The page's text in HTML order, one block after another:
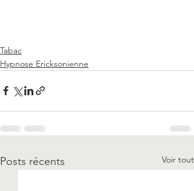
Tabac
Hypnose Ericksonienne
Posts récents Voir tout